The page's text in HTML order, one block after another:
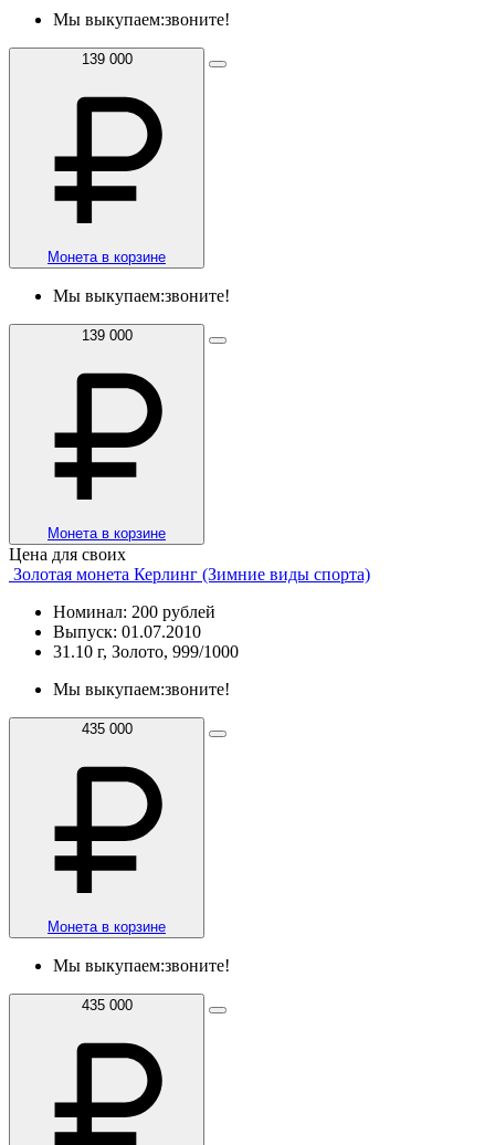
Мы выкупаем:звоните!
139 000
Монета в корзине
Мы выкупаем:звоните!
139 000
Монета в корзине
Цена для своих
Золотая монета Керлинг (Зимние виды спорта)
Номинал: 200 рублей
Выпуск: 01.07.2010
31.10 г, Золото, 999/1000
Мы выкупаем:звоните!
435 000
Монета в корзине
Мы выкупаем:звоните!
435 000